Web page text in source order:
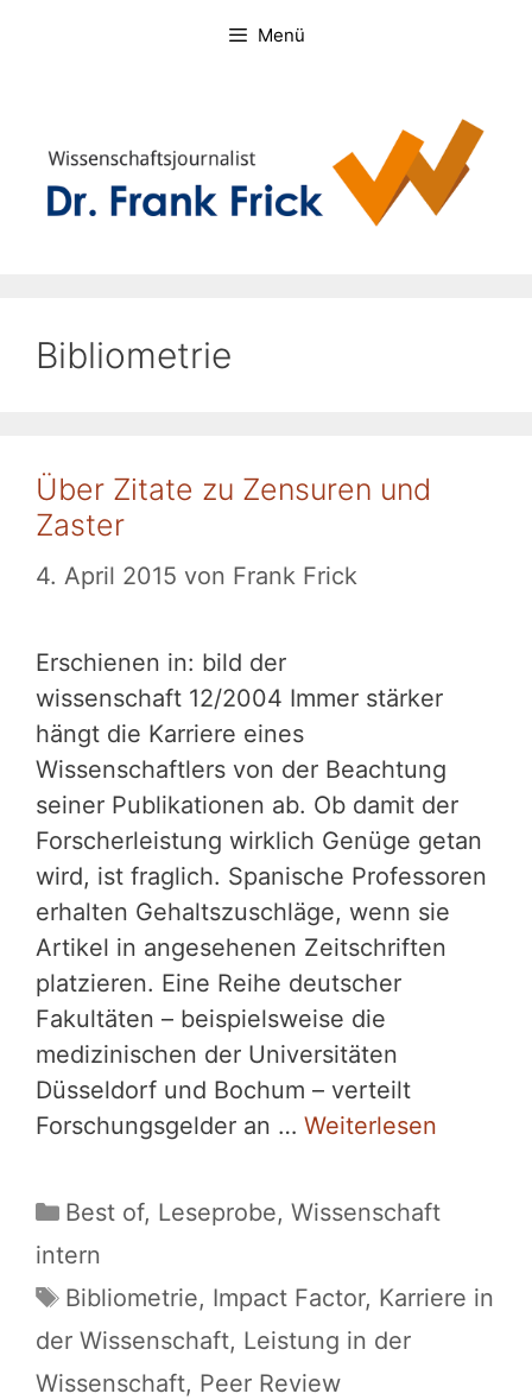
Menü
Bibliometrie
Über Zitate zu Zensuren und
Zaster
4. April 2015 von Frank Frick
Erschienen in: bild der
wissenschaft 12/2004 Immer stärker
hängt die Karriere eines
Wissenschaftlers von der Beachtung
seiner Publikationen ab. Ob damit der
Forscherleistung wirklich Genüge getan
wird, ist fraglich. Spanische Professoren
erhalten Gehaltszuschläge, wenn sie
Artikel in angesehenen Zeitschriften
platzieren. Eine Reihe deutscher
Fakultäten – beispielsweise die
medizinischen der Universitäten
Düsseldorf und Bochum – verteilt
Forschungsgelder an … Weiterlesen
Kategorien
Best of, Leseprobe, Wissenschaft
intern
Schlagwörter
Bibliometrie, Impact Factor, Karriere in
der Wissenschaft, Leistung in der
Wissenschaft, Peer Review